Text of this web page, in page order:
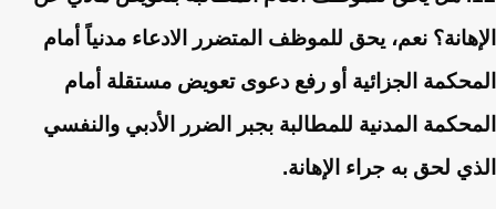
الإهانة؟ نعم، يحق للموظف المتضرر الادعاء مدنياً أمام
المحكمة الجزائية أو رفع دعوى تعويض مستقلة أمام
المحكمة المدنية للمطالبة بجبر الضرر الأدبي والنفسي
الذي لحق به جراء الإهانة.